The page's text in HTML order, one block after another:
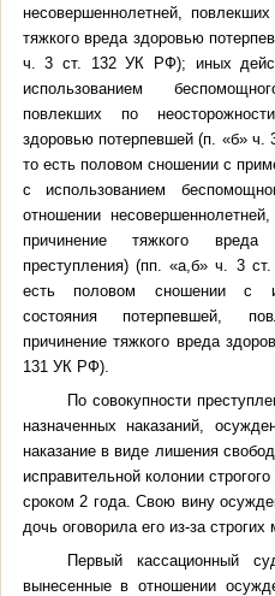
несовершеннолетней,
тяжкого вреда здоровью
ч. 3 ст. 132 УК РФ); иных
использованием
повлекших по
здоровью потерпевшей (п. «б» ч.
то есть половом сношении с
с использованием
отношении
причинение тяжкого
преступления) (пп. «а,б» ч. 3
есть половом сношении с
состояния потерпевшей,
причинение тяжкого вреда
131 УК РФ).
По совокупности
назначенных наказаний,
наказание в виде лишения
исправительной колонии
сроком 2 года. Свою вину
дочь оговорила его из-за строгих
Первый кассационный
вынесенные в отношении